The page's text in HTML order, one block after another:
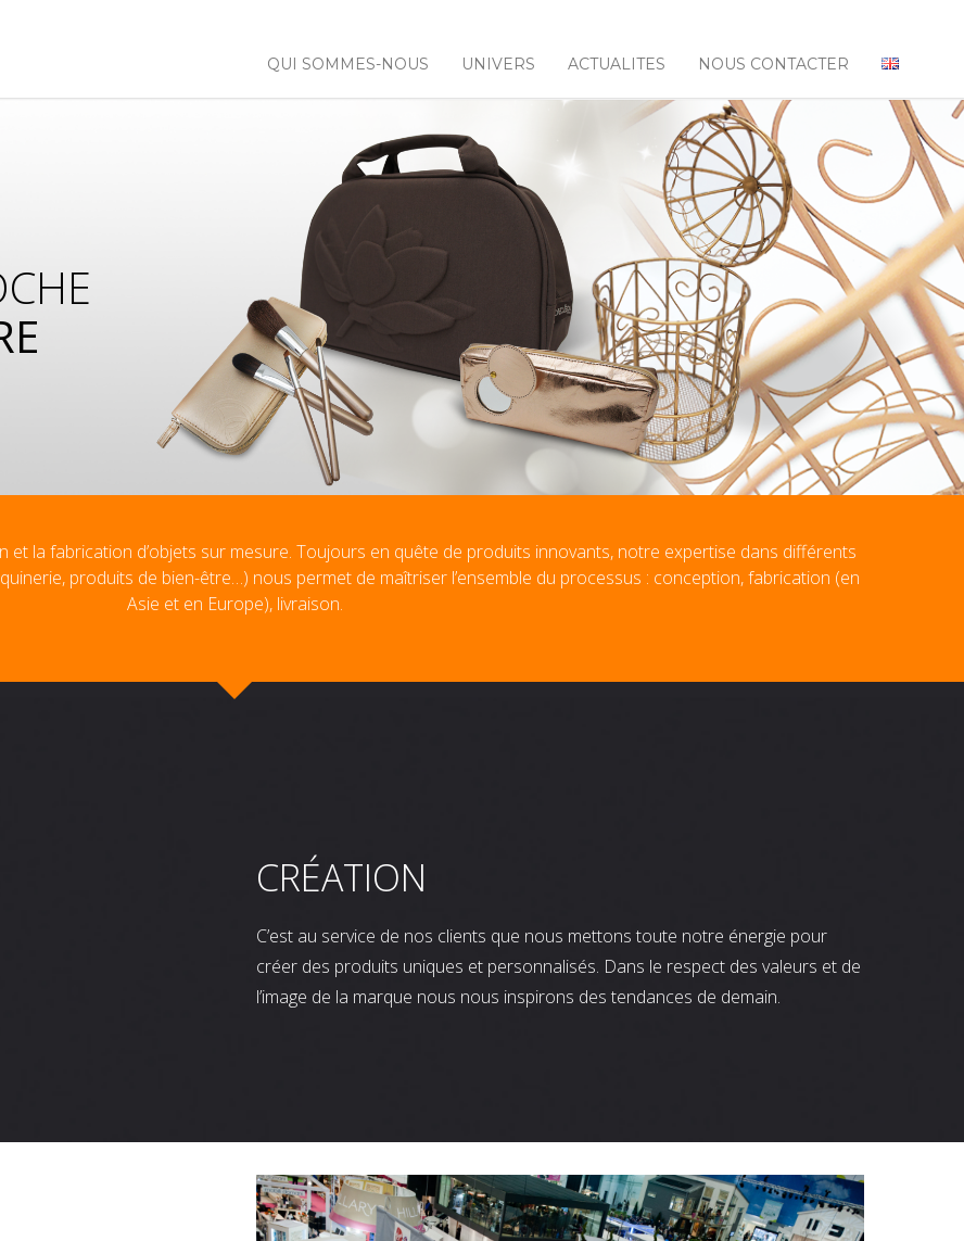
QUI SOMMES-NOUS UNIVERS ACTUALITES NOUS CONTACTER
et la fabrication d’objets sur mesure. Toujours en quête de produits innovants, notre expertise dans différents
produits de bien-être…) nous permet de maîtriser l’ensemble du processus : conception, fabrication (en
Asie et en Europe), livraison.
CRÉATION
C’est au service de nos clients que nous mettons toute notre énergie pour
créer des produits uniques et personnalisés. Dans le respect des valeurs et de
l’image de la marque nous nous inspirons des tendances de demain.